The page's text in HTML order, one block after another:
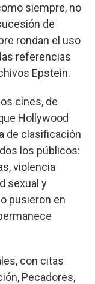
siempre, no
de
rondan el uso
referencias
Epstein.
cines, de
Hollywood
de clasificación
los públicos:
violencia
sexual y
pusieron en
con citas
Pecadores,